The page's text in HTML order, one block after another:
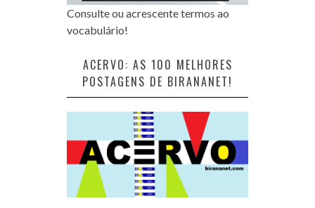
Consulte ou acrescente termos ao
vocabulário!
ACERVO: AS 100 MELHORES
POSTAGENS DE BIRANANET!